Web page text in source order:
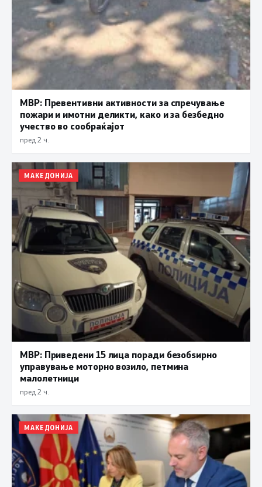
МВР: Превентивни активности за спречување
пожари и имотни деликти, како и за безбедно
учество во сообраќајот
пред 2 ч.
МАКЕДОНИЈА
МВР: Приведени 15 лица поради безобѕирно
управување моторно возило, петмина
малолетници
пред 2 ч.
МАКЕДОНИЈА